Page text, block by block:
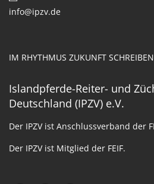
info@ipzv.de
IM RHYTHMUS ZUKUNFT
Islandpferde-Reiter- und
Deutschland (IPZV) e.V.
Der IPZV ist Anschlussverband der
Der IPZV ist Mitglied der FEIF.